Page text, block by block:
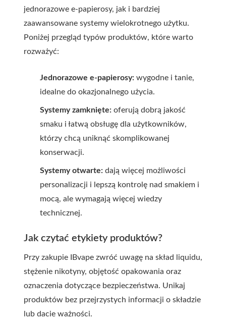
jednorazowe e-papierosy, jak i bardziej
zaawansowane systemy wielokrotnego użytku.
Poniżej przegląd typów produktów, które warto
rozważyć:
Jednorazowe e-papierosy: wygodne i tanie,
idealne do okazjonalnego użycia.
Systemy zamknięte: oferują dobrą jakość
smaku i łatwą obsługę dla użytkowników,
którzy chcą uniknąć skomplikowanej
konserwacji.
Systemy otwarte: dają więcej możliwości
personalizacji i lepszą kontrolę nad smakiem i
mocą, ale wymagają więcej wiedzy
technicznej.
Jak czytać etykiety produktów?
Przy zakupie IBvape zwróć uwagę na skład liquidu,
stężenie nikotyny, objętość opakowania oraz
oznaczenia dotyczące bezpieczeństwa. Unikaj
produktów bez przejrzystych informacji o składzie
lub dacie ważności.